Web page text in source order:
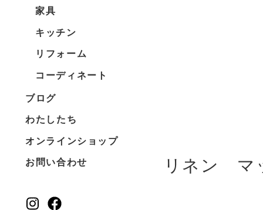
家具
キッチン
リフォーム
コーディネート
ブログ
わたしたち
オンラインショップ
お問い合わせ
リネン マ